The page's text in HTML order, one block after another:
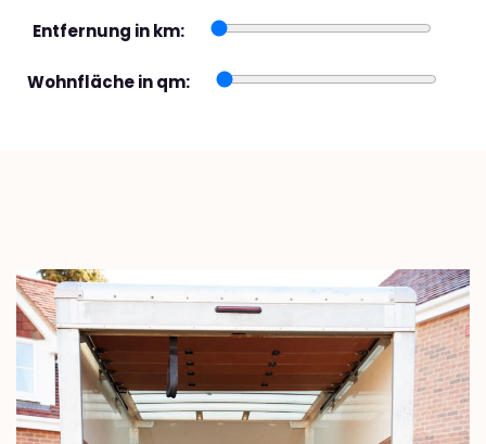
Entfernung in km:
Wohnfläche in qm: